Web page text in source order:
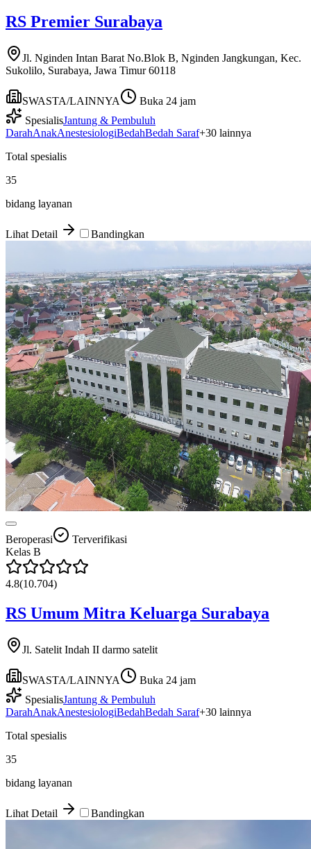
RS Premier Surabaya
Jl. Nginden Intan Barat No.Blok B, Nginden Jangkungan, Kec.
Sukolilo, Surabaya, Jawa Timur 60118
SWASTA/LAINNYA
Buka 24 jam
SpesialisJantung & Pembuluh
DarahAnakAnestesiologiBedahBedah Saraf+30 lainnya
Total spesialis
35
bidang layanan
Lihat Detail Bandingkan
Beroperasi
Terverifikasi
Kelas B
4.8(10.704)
RS Umum Mitra Keluarga Surabaya
Jl. Satelit Indah II darmo satelit
SWASTA/LAINNYA
Buka 24 jam
SpesialisJantung & Pembuluh
DarahAnakAnestesiologiBedahBedah Saraf+30 lainnya
Total spesialis
35
bidang layanan
Lihat Detail Bandingkan